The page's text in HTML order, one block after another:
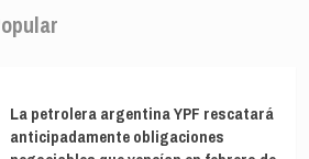
La petrolera argentina YPF rescatará
anticipadamente obligaciones